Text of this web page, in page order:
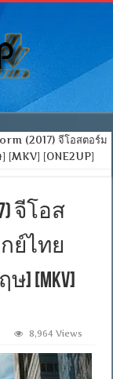
(2017) จีโอสตอร์ม
[MKV] [ONE2UP]
จีโอส
ย์ไทย
] [MKV]
8,964 Views